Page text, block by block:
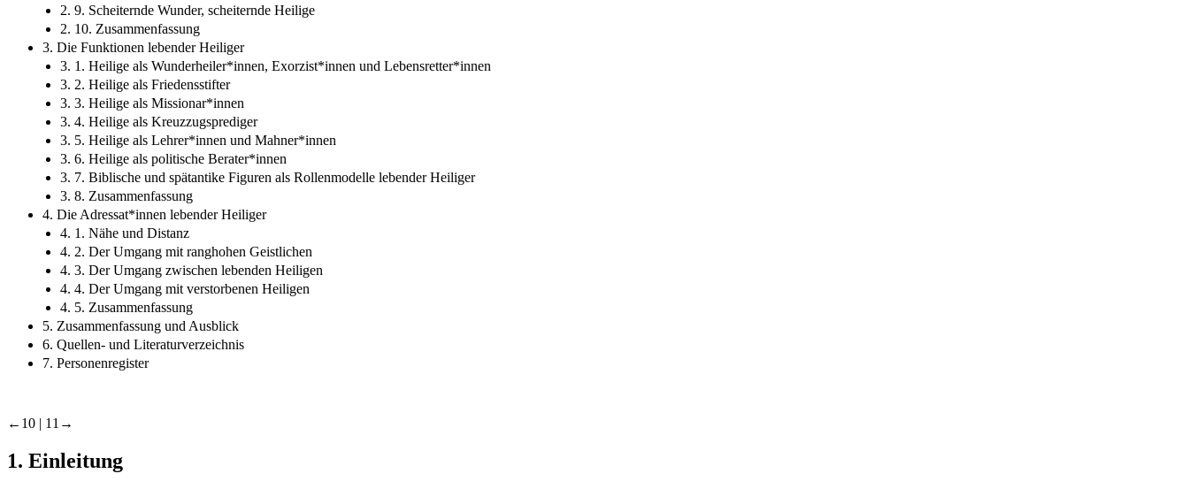
2. 9. Scheiternde Wunder, scheiternde Heilige
2. 10. Zusammenfassung
3. Die Funktionen lebender Heiliger
3. 1. Heilige als Wunderheiler*innen, Exorzist*innen und Lebensretter*innen
3. 2. Heilige als Friedensstifter
3. 3. Heilige als Missionar*innen
3. 4. Heilige als Kreuzzugsprediger
3. 5. Heilige als Lehrer*innen und Mahner*innen
3. 6. Heilige als politische Berater*innen
3. 7. Biblische und spätantike Figuren als Rollenmodelle lebender Heiliger
3. 8. Zusammenfassung
4. Die Adressat*innen lebender Heiliger
4. 1. Nähe und Distanz
4. 2. Der Umgang mit ranghohen Geistlichen
4. 3. Der Umgang zwischen lebenden Heiligen
4. 4. Der Umgang mit verstorbenen Heiligen
4. 5. Zusammenfassung
5. Zusammenfassung und Ausblick
6. Quellen- und Literaturverzeichnis
7. Personenregister
←10 | 11→
1. Einleitung